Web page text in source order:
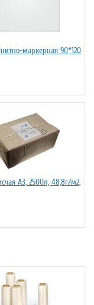
маркерная 90*120
А3, 2500л, 48,8г/м2,